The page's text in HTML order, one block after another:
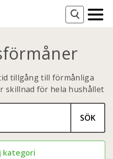
tillgång till förmånliga
skillnad för hela hushållet
SÖK
kategori